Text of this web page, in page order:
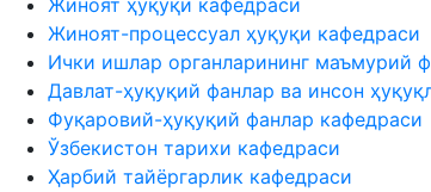
Жиноят ҳуқуқи кафедраси
Жиноят-процессуал ҳуқуқи кафедраси
Ички ишлар органларининг маъмурий
Давлат-ҳуқуқий фанлар ва инсон
Фуқаровий-ҳуқуқий фанлар кафедраси
Ўзбекистон тарихи кафедраси
Ҳарбий тайёргарлик кафедраси